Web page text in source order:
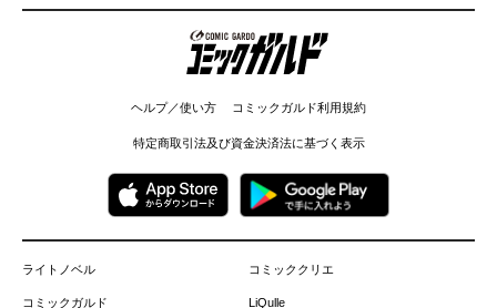
コミックガルド
ヘルプ／使い方 コミックガルド利用規約
特定商取引法及び資金決済法に基づく表示
ライトノベル
コミックガルド
コミッククリエ
LiQulle